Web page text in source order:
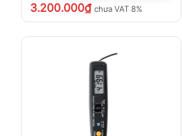
3.200.000₫ chưa VAT 8%